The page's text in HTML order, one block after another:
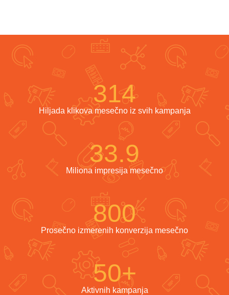
314
Hiljada klikova mesečno iz svih kampanja
33.9
Miliona impresija mesečno
800
Prosečno izmerenih konverzija mesečno
50+
Aktivnih kampanja